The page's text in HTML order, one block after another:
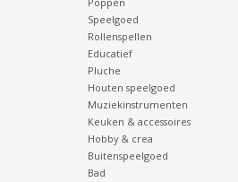
Speelgoed
Rollenspellen
Educatief
Pluche
Houten speelgoed
Muziekinstrumenten
Keuken & accessoires
Hobby & crea
Buitenspeelgoed
Bad